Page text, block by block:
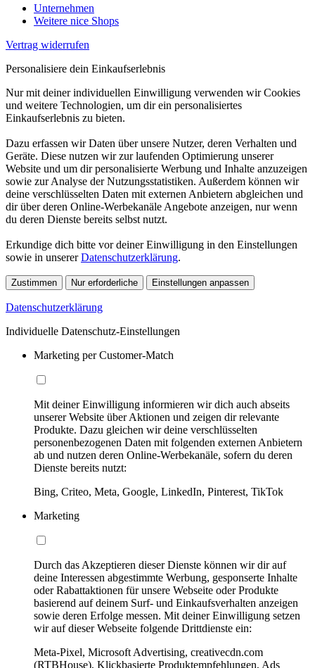
Unternehmen
Weitere nice Shops
Vertrag widerrufen
Personalisiere dein Einkaufserlebnis
Nur mit deiner individuellen Einwilligung verwenden wir Cookies
und weitere Technologien, um dir ein personalisiertes
Einkaufserlebnis zu bieten.
Dazu erfassen wir Daten über unsere Nutzer, deren Verhalten und
Geräte. Diese nutzen wir zur laufenden Optimierung unserer
Website und um dir personalisierte Werbung und Inhalte anzuzeigen
sowie zur Analyse der Nutzungsstatistiken. Außerdem können wir
deine verschlüsselten Daten mit externen Anbietern abgleichen und
dir über deren Online-Werbekanäle Angebote anzeigen, nur wenn
du deren Dienste bereits selbst nutzt.
Erkundige dich bitte vor deiner Einwilligung in den Einstellungen
sowie in unsererDatenschutzerklärung.
Zustimmen Nur erforderliche Einstellungen anpassen
Datenschutzerklärung
Individuelle Datenschutz-Einstellungen
Marketing per Customer-Match
Mit deiner Einwilligung informieren wir dich auch abseits
unserer Website über Aktionen und zeigen dir relevante
Produkte. Dazu gleichen wir deine verschlüsselten
personenbezogenen Daten mit folgenden externen Anbietern
ab und nutzen deren Online-Werbekanäle, sofern du deren
Dienste bereits nutzt:
Bing, Criteo, Meta, Google, LinkedIn, Pinterest, TikTok
Marketing
Durch das Akzeptieren dieser Dienste können wir dir auf
deine Interessen abgestimmte Werbung, gesponserte Inhalte
oder Rabattaktionen für unsere Webseite oder Produkte
basierend auf deinem Surf- und Einkaufsverhalten anzeigen
sowie deren Erfolge messen. Mit deiner Einwilligung setzen
wir auf dieser Webseite folgende Drittdienste ein:
Meta-Pixel, Microsoft Advertising, creativecdn.com
(RTBHouse), Klickbasierte Produktempfehlungen, Ads